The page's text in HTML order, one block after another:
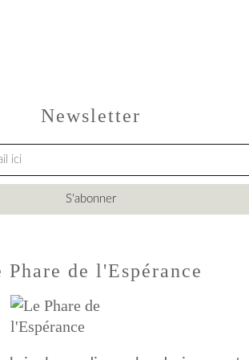
Newsletter
Phare de l'Espérance